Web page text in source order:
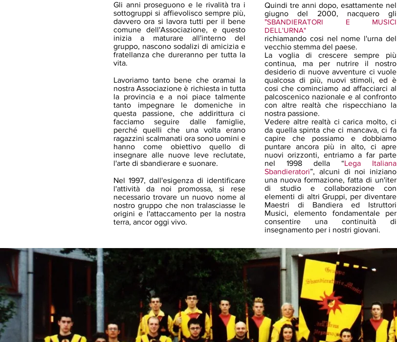
Gli anni proseguono e le rivalità tra i
sottogruppi si affievolisco sempre più,
davvero ora si lavora tutti per il bene
comune dell'Associazione, e questo
inizia a maturare all'interno del
gruppo, nascono sodalizi di amicizia e
fratellanza che dureranno per tutta la
vita.
Lavoriamo tanto bene che oramai la
nostra Associazione è richiesta in tutta
la provincia e a noi piace talmente
tanto impegnare le domeniche in
questa passione, che addirittura ci
facciamo seguire dalle famiglie,
perché quelli che una volta erano
ragazzini scalmanati ora sono uomini e
hanno come obiettivo quello di
insegnare alle nuove leve reclutate,
l'arte di sbandierare e suonare.
Nel 1997, dall'esigenza di identificare
l'attività da noi promossa, si rese
necessario trovare un nuovo nome al
nostro gruppo che non tralasciasse le
origini e l'attaccamento per la nostra
terra, ancor oggi vivo.
Quindi tre anni dopo, esattamente nel
giugno del 2000, nacquero gli
"SBANDIERATORI E MUSICI
DELL'URNA"
richiamando cosi nel nome l'urna del
vecchio stemma del paese.
La voglia di crescere sempre più
continua, ma per nutrire il nostro
desiderio di nuove avventure ci vuole
qualcosa di più, nuovi stimoli, ed è
cosi che cominciamo ad affacciarci al
palcoscenico nazionale e al confronto
con altre realtà che rispecchiano la
nostra passione.
Vedere altre realtà ci carica molto, ci
da quella spinta che ci mancava, ci fa
capire che possiamo e dobbiamo
puntare ancora più in alto, ci apre
nuovi orizzonti, entriamo a far parte
nel 1998 della “Lega Italiana
Sbandieratori”, alcuni di noi iniziano
una nuova formazione, fatta di un'iter
di studio e collaborazione con
elementi di altri Gruppi, per diventare
Maestri di Bandiera ed Istruttori
Musici, elemento fondamentale per
consentire una continuità di
insegnamento per i nostri giovani.